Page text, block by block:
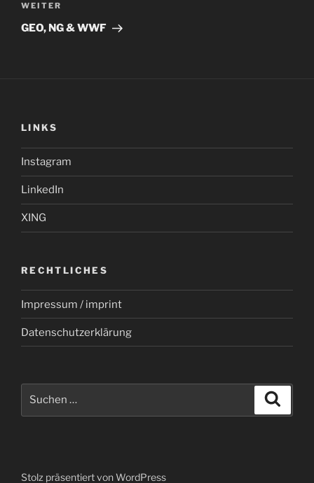
Nächster
Beitrag
WEITER
GEO, NG & WWF
LINKS
Instagram
LinkedIn
XING
RECHTLICHES
Impressum / imprint
Datenschutzerklärung
Stolz präsentiert von WordPress